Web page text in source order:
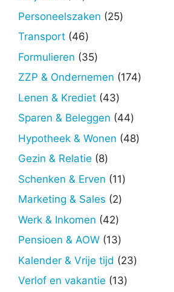
producten
Personeelszaken 2525
Transport 4646
producten
Formulieren 3535
producten
ZZP & Ondernemen 174174
Lenen & Krediet 4343
producten
Sparen & Beleggen 4444
producten
Hypotheek & Wonen 4848
Gezin & Relatie 88
producten
Schenken & Erven 1111
Marketing & Sales 22
Werk & Inkomen 4242
producten
Pensioen & AOW 1313
producten
Kalender & Vrije tijd 2323
Verlof en vakantie 1313